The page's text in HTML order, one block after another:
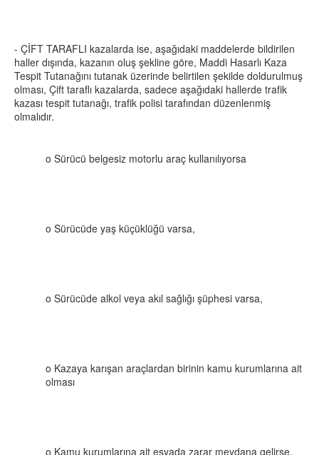
- ÇİFT TARAFLI kazalarda ise, aşağıdaki maddelerde bildirilen
haller dışında, kazanın oluş şekline göre, Maddi Hasarlı Kaza
Tespit Tutanağını tutanak üzerinde belirtilen şekilde doldurulmuş
olması, Çift taraflı kazalarda, sadece aşağıdaki hallerde trafik
kazası tespit tutanağı, trafik polisi tarafından düzenlenmiş
olmalıdır.
o Sürücü belgesiz motorlu araç kullanılıyorsa
o Sürücüde yaş küçüklüğü varsa,
o Sürücüde alkol veya akıl sağlığı şüphesi varsa,
o Kazaya karışan araçlardan birinin kamu kurumlarına ait
olması
o Kamu kurumlarına ait eşyada zarar meydana gelirse,